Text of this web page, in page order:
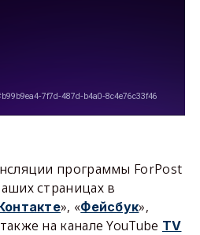
программы ForPost
страницах в
», «Фейсбук»,
на канале YouTube TV